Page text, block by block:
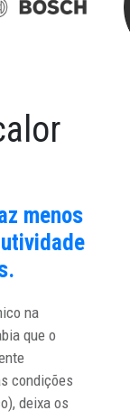
menos
na
que o
condições
deixa os